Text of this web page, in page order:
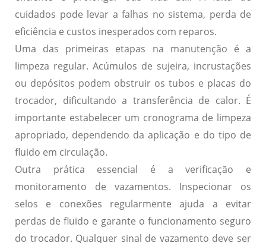
cuidados pode levar a falhas no sistema, perda de
eficiência e custos inesperados com reparos.
Uma das primeiras etapas na manutenção é a
limpeza regular. Acúmulos de sujeira, incrustações
ou depósitos podem obstruir os tubos e placas do
trocador, dificultando a transferência de calor. É
importante estabelecer um cronograma de limpeza
apropriado, dependendo da aplicação e do tipo de
fluido em circulação.
Outra prática essencial é a verificação e
monitoramento de vazamentos. Inspecionar os
selos e conexões regularmente ajuda a evitar
perdas de fluido e garante o funcionamento seguro
do trocador. Qualquer sinal de vazamento deve ser